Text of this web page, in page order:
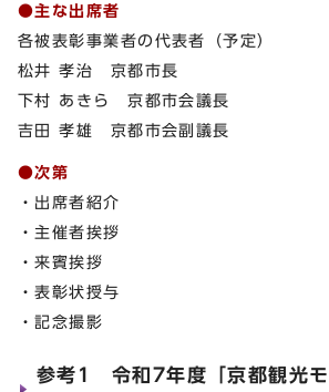
●主な出席者
各被表彰事業者の代表者（予定）
松井 孝治 京都市長
下村 あきら 京都市会議長
吉田 孝雄 京都市会副議長
●次第
・出席者紹介
・主催者挨拶
・来賓挨拶
・表彰状授与
・記念撮影
参考1 令和7年度「京都観光モ